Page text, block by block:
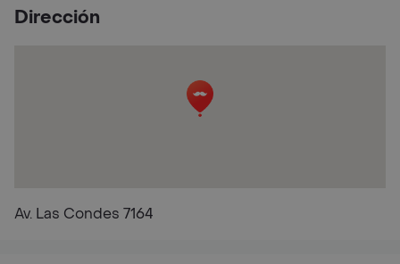
Dirección
Av. Las Condes 7164